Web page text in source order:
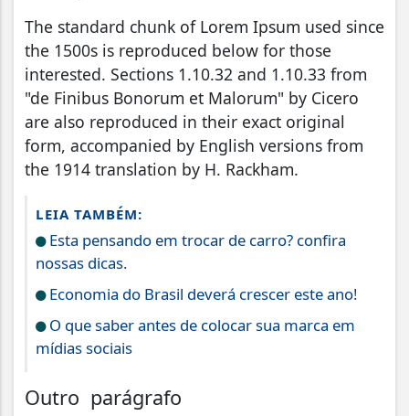
The standard chunk of Lorem Ipsum used since
the 1500s is reproduced below for those
interested. Sections 1.10.32 and 1.10.33 from
"de Finibus Bonorum et Malorum" by Cicero
are also reproduced in their exact original
form, accompanied by English versions from
the 1914 translation by H. Rackham.
LEIA TAMBÉM:
Esta pensando em trocar de carro? confira
nossas dicas.
Economia do Brasil deverá crescer este ano!
O que saber antes de colocar sua marca em
mídias sociais
Outro parágrafo